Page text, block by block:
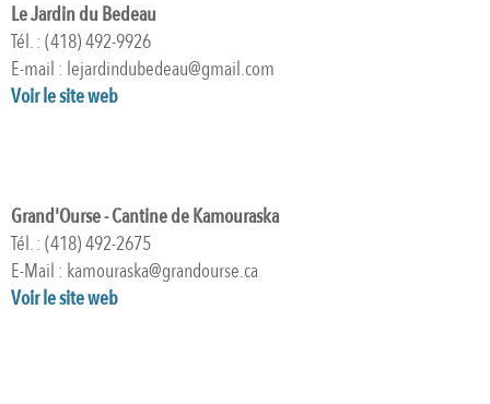
Le Jardin du Bedeau
Tél. : (418) 492-9926
E-mail : lejardindubedeau@gmail.com
Voir le site web
Grand'Ourse - Cantine de Kamouraska
Tél. : (418) 492-2675
E-Mail : kamouraska@grandourse.ca
Voir le site web